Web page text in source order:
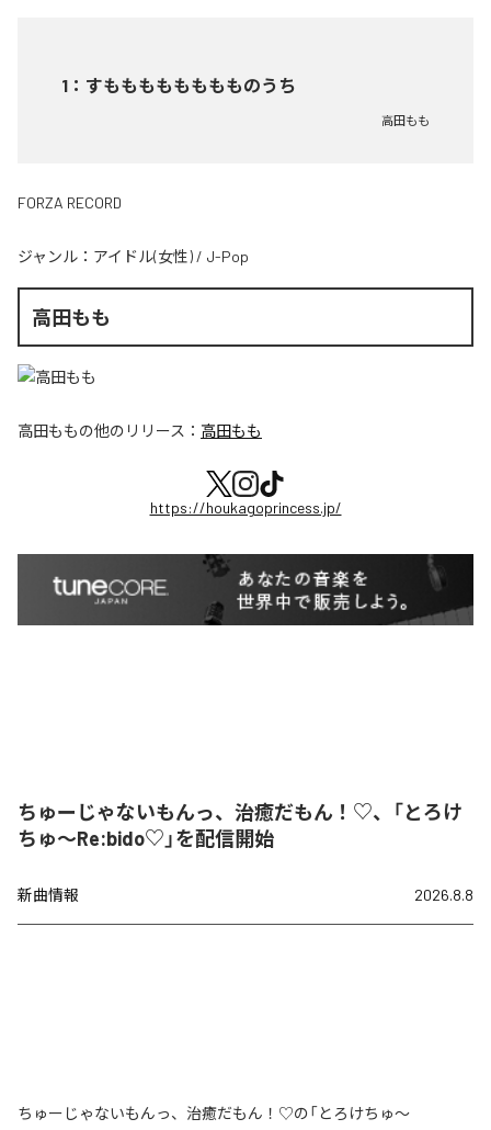
1 ： すもももももももものうち
高田もも
FORZA RECORD
ジャンル： アイドル(女性) / J-Pop
高田もも
高田ももの他のリリース： 高田もも
https://houkagoprincess.jp/
ちゅーじゃないもんっ、治癒だもん！♡、「とろけ
ちゅ〜Re:bido♡」を配信開始
新曲情報 2026.8.8
ちゅーじゃないもんっ、治癒だもん！♡の「とろけちゅ〜